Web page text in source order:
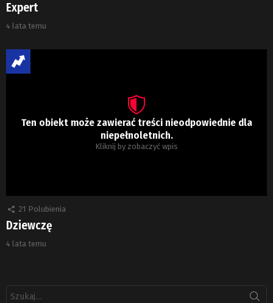
Expert
4 lata temu
Ten obiekt może zawierać treści nieodpowiednie dla
niepełnoletnich.
Kliknij by zobaczyć wpis
21 Polubienia
Dziewczę
4 lata temu